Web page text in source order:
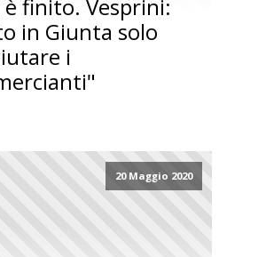
è finito. Vesprini:
in Giunta solo
i
20 Maggio 2020